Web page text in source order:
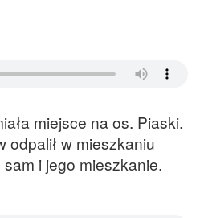
miejsce na os. Piaski.
odpalił w mieszkaniu
i jego mieszkanie.